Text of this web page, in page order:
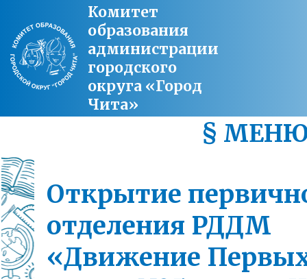
Комитет
образования
администрации
городского
округа «Город
Чита»
§
Открытие
отделения РДДМ
«Движение